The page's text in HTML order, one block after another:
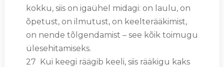
kokku, siis on igaühel midagi: on laulu, on
õpetust, on ilmutust, on keelterääkimist,
on nende tõlgendamist – see kõik toimugu
ülesehitamiseks.
27 Kui keegi räägib keeli, siis rääkigu kaks